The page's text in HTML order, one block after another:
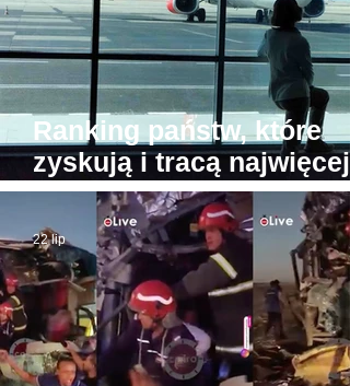
Ranking państw, które
zyskują i tracą najwięcej
turystów. Na przeciwnych
biegunach Egipt i
22 lip